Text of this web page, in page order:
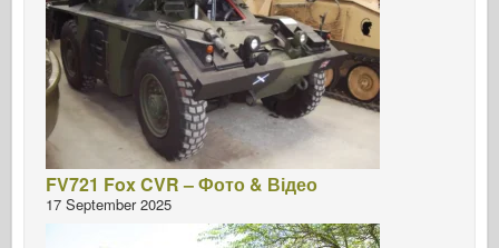
FV721 Fox CVR – Фото & Відео
17 September 2025